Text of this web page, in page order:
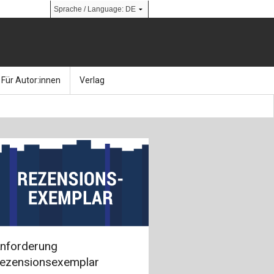
Für Autor:innen
Kalender
Verlag
Ansprechpartner:innen
bauingenieur24 – Berufsportal